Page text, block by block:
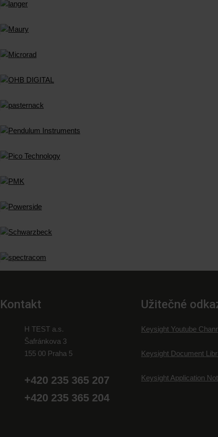
Kontakt
H TEST a.s.
Šafránkova 3
155 00 Praha 5
+420 235 365 207
+420 235 365 204
Užitečné
Keysight Youtube
Keysight Document
Keysight Application